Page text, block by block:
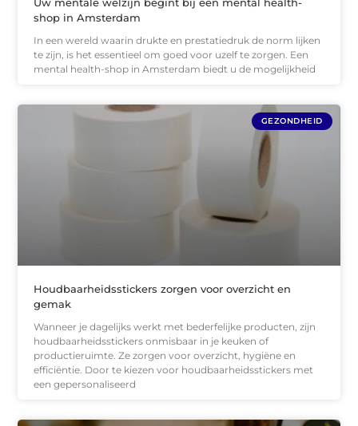
Uw mentale welzijn begint bij een mental health-
shop in Amsterdam
In een wereld waarin drukte en prestatiedruk de norm lijken
te zijn, is het essentieel om goed voor uzelf te zorgen. Een
mental health-shop in Amsterdam biedt u de mogelijkheid
GEZONDHEID
Houdbaarheidsstickers zorgen voor overzicht en
gemak
Wanneer je dagelijks werkt met bederfelijke producten, zijn
houdbaarheidsstickers onmisbaar in je keuken of
productieruimte. Ze zorgen voor overzicht, hygiëne en
efficiëntie. Door te kiezen voor houdbaarheidsstickers met
een gepersonaliseerd